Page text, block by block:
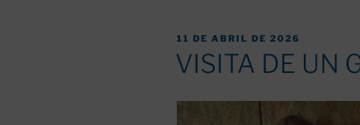
PUBLICADO
11 DE ABRIL DE 2026
VISITA DE UN